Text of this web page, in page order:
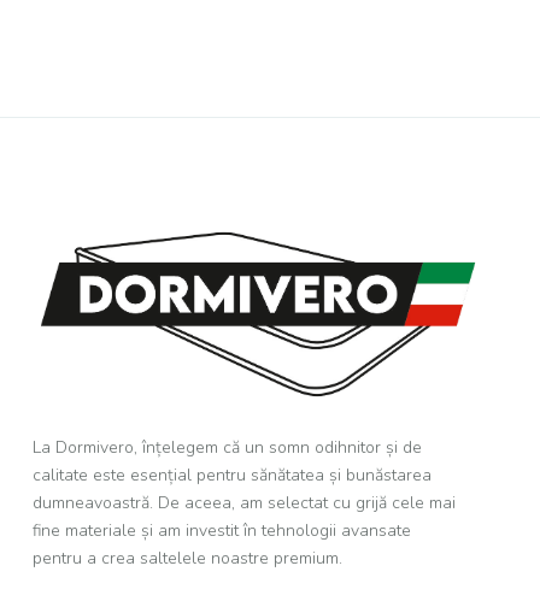
La Dormivero, înțelegem că un somn odihnitor și de
calitate este esențial pentru sănătatea și bunăstarea
dumneavoastră. De aceea, am selectat cu grijă cele mai
fine materiale și am investit în tehnologii avansate
pentru a crea saltelele noastre premium.